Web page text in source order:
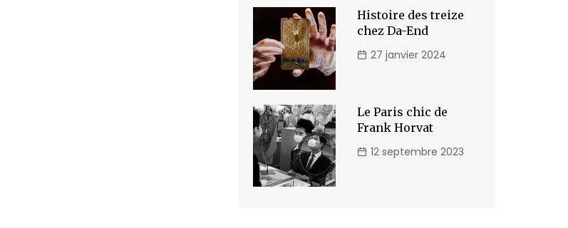
Histoire des treize
chez Da-End
27 janvier 2024
Le Paris chic de
Frank Horvat
12 septembre 2023